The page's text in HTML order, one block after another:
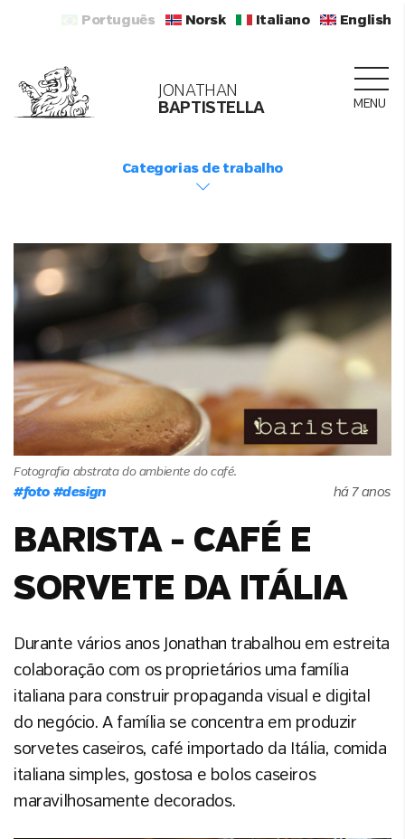
Português Norsk Italiano English
JONATHAN
BAPTISTELLA
MENU
Categorias de trabalho
Fotografia abstrata do ambiente do café.
há 7 anos
#foto #design
BARISTA - CAFÉ E
SORVETE DA ITÁLIA
Durante vários anos Jonathan trabalhou em estreita
colaboração com os proprietários uma família
italiana para construir propaganda visual e digital
do negócio. A família se concentra em produzir
sorvetes caseiros, café importado da Itália, comida
italiana simples, gostosa e bolos caseiros
maravilhosamente decorados.